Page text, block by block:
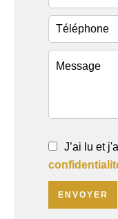
J’ai lu et
ENVOYER